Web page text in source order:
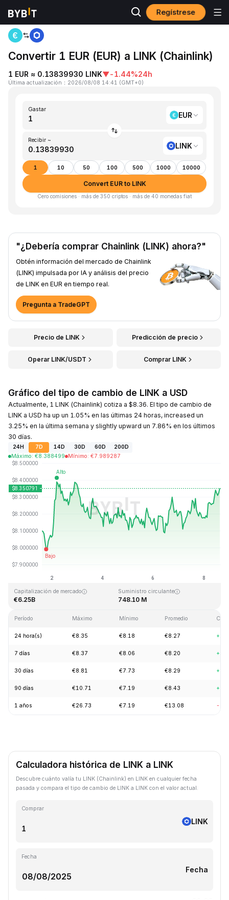
Regístrese
Inicio EUR to LINK
Convertir 1 EUR (EUR) a LINK (Chainlink)
1 EUR ≈ 0.13839930 LINK▼-1.44%24h
Última actualización ： 2026/08/08 14:41 (GMT+0)
Gastar
EUR
Recibir ~
LINK
1 10 50 100 500 1000 10000
Convert EUR to LINK
Cero comisiones · más de 350 criptos · más de 40 monedas fiat
"¿Debería comprar Chainlink (LINK) ahora?"
Obtén información del mercado de Chainlink
(LINK) impulsada por IA y análisis del precio
de LINK en EUR en tiempo real.
Pregunta a TradeGPT
Precio de LINK Predicción de precio
Operar LINK/USDT Comprar LINK
Gráfico del tipo de cambio de LINK a USD
Actualmente, 1 LINK (Chainlink) cotiza a $8.36. El tipo de cambio de
LINK a USD ha up un 1.05% en las últimas 24 horas, increased un
3.25% en la última semana y slightly upward un 7.86% en los últimos
30 días.
24H 7D 14D 30D 60D
200D
Máximo: €8.388499 Mínimo: €7.989287
Última actualización: 2026-08-08, 14:41 GMT+0
Máximo histórico
Capitalización de mercado
€6.25B
Suministro circulante
748.10 M
Período Máximo Mínimo Promedio
24 hora(s) €8.35 €8.18 €8.27
7 días €8.37 €8.06 €8.20
30 días €8.81 €7.73 €8.29
90 días €10.71 €7.19 €8.43
1 años €26.73 €7.19 €13.08 -
Calculadora histórica de LINK a LINK
Descubre cuánto valía tu LINK (Chainlink) en LINK en cualquier fecha
pasada y compara el tipo de cambio de LINK a LINK con el valor actual.
Comprar
LINK
Fecha
Fecha